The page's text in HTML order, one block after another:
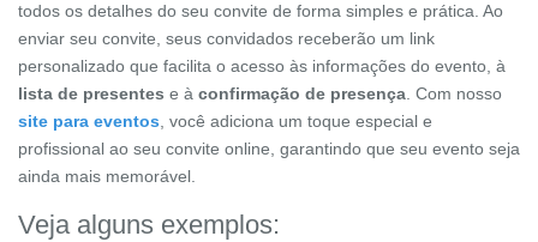
todos os detalhes do seu convite de forma simples e prática. Ao
enviar seu convite, seus convidados receberão um link
personalizado que facilita o acesso às informações do evento, à
lista de presentes e à confirmação de presença . Com nosso
site para eventos , você adiciona um toque especial e
profissional ao seu convite online, garantindo que seu evento seja
ainda mais memorável.
Veja alguns exemplos: